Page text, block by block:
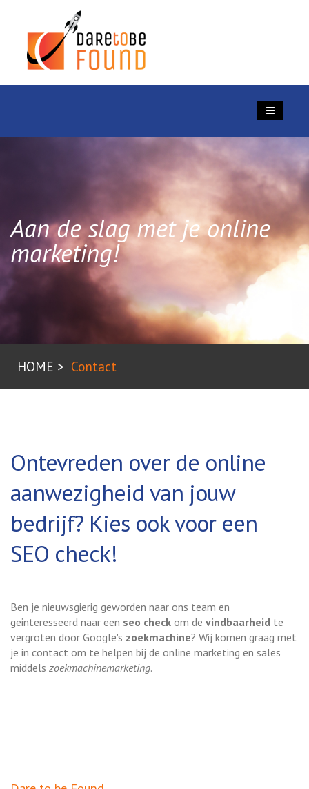
Aan de slag met je online
marketing!
HOME Contact
Ontevreden over de online
aanwezigheid van jouw
bedrijf? Kies ook voor een
SEO check!
Ben je nieuwsgierig geworden naar ons team en
geinteresseerd naar een seo check om de vindbaarheid te
vergroten door Google's zoekmachine? Wij komen graag met
je in contact om te helpen bij de online marketing en sales
middels zoekmachinemarketing.